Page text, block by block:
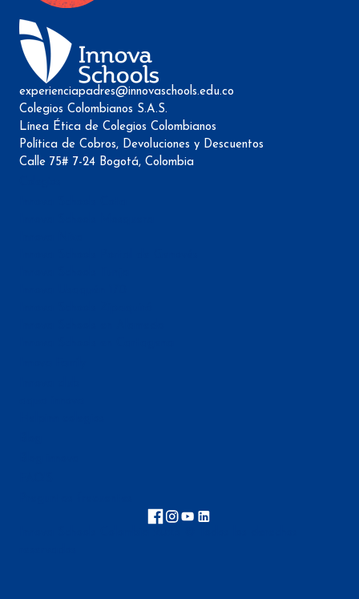
experienciapadres@innovaschools.edu.co
Colegios Colombianos S.A.S.
Línea Ética de Colegios Colombianos
Política de Cobros, Devoluciones y Descuentos
Calle 75# 7-24 Bogotá, Colombia